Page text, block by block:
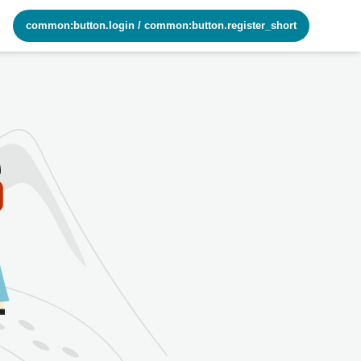
common:button.login / common:button.register_short